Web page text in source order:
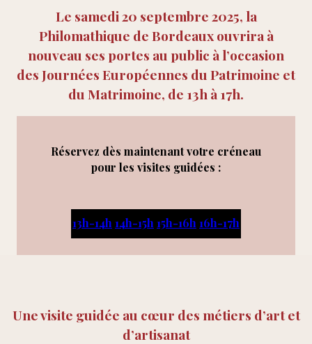
Le samedi 20 septembre 2025, la
Philomathique de Bordeaux ouvrira à
nouveau ses portes au public à l’occasion
des Journées Européennes du Patrimoine et
du Matrimoine, de 13h à 17h.
Réservez dès maintenant votre créneau
pour les visites guidées :
13h-14h14h-15h15h-16h16h-17h
Une visite guidée au cœur des métiers d’art et
d’artisanat